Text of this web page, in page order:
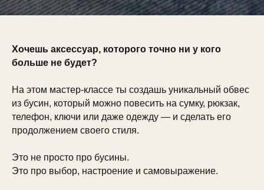
Хочешь аксессуар, которого точно ни у кого
больше не будет?
На этом мастер-классе ты создашь уникальный обвес
из бусин, который можно повесить на сумку, рюкзак,
телефон, ключи или даже одежду — и сделать его
продолжением своего стиля.
Это не просто про бусины.
Это про выбор, настроение и самовыражение.